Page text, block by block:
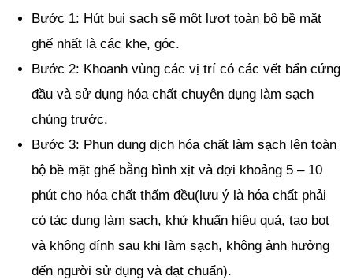
Bước 1: Hút bụi sạch sẽ một lượt toàn bộ bề mặt
ghế nhất là các khe, góc.
Bước 2: Khoanh vùng các vị trí có các vết bẩn cứng
đầu và sử dụng hóa chất chuyên dụng làm sạch
chúng trước.
Bước 3: Phun dung dịch hóa chất làm sạch lên toàn
bộ bề mặt ghế bằng bình xịt và đợi khoảng 5 – 10
phút cho hóa chất thấm đều(lưu ý là hóa chất phải
có tác dụng làm sạch, khử khuẩn hiệu quả, tạo bọt
và không dính sau khi làm sạch, không ảnh hưởng
đến người sử dụng và đạt chuẩn).